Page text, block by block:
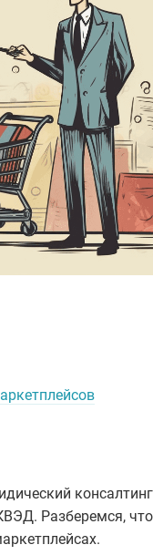
Разберемся,